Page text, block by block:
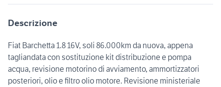
Descrizione
Fiat Barchetta 1.8 16V, soli 86.000km da nuova, appena
tagliandata con sostituzione kit distribuzione e pompa
acqua, revisione motorino di avviamento, ammortizzatori
posteriori, olio e filtro olio motore. Revisione ministeriale